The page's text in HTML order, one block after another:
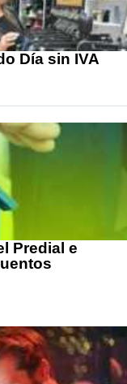
Día sin IVA
Predial e